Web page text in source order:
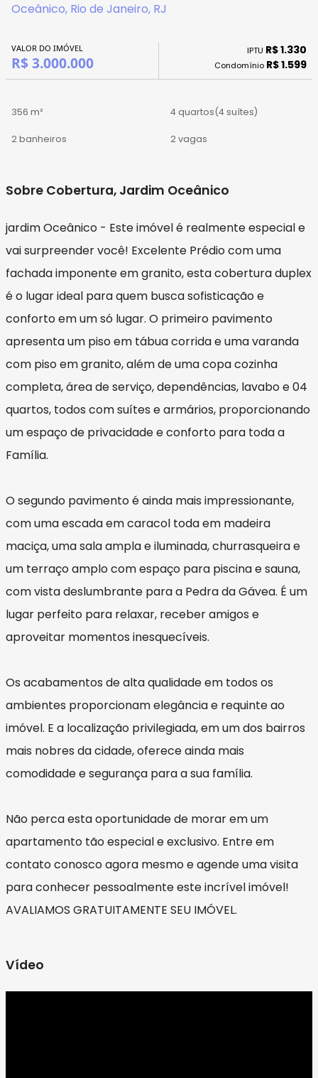
Oceânico, Rio de Janeiro, RJ
VALOR DO IMÓVEL
R$ 3.000.000
IPTU R$ 1.330
Condomínio R$ 1.599
356 m² 4 quartos(4 suítes)
2 banheiros 2 vagas
Sobre Cobertura, Jardim Oceânico
jardim Oceânico - Este imóvel é realmente especial e
vai surpreender você! Excelente Prédio com uma
fachada imponente em granito, esta cobertura duplex
é o lugar ideal para quem busca sofisticação e
conforto em um só lugar. O primeiro pavimento
apresenta um piso em tábua corrida e uma varanda
com piso em granito, além de uma copa cozinha
completa, área de serviço, dependências, lavabo e 04
quartos, todos com suítes e armários, proporcionando
um espaço de privacidade e conforto para toda a
Família.
O segundo pavimento é ainda mais impressionante,
com uma escada em caracol toda em madeira
maciça, uma sala ampla e iluminada, churrasqueira e
um terraço amplo com espaço para piscina e sauna,
com vista deslumbrante para a Pedra da Gávea. É um
lugar perfeito para relaxar, receber amigos e
aproveitar momentos inesquecíveis.
Os acabamentos de alta qualidade em todos os
ambientes proporcionam elegância e requinte ao
imóvel. E a localização privilegiada, em um dos bairros
mais nobres da cidade, oferece ainda mais
comodidade e segurança para a sua família.
Não perca esta oportunidade de morar em um
apartamento tão especial e exclusivo. Entre em
contato conosco agora mesmo e agende uma visita
para conhecer pessoalmente este incrível imóvel!
AVALIAMOS GRATUITAMENTE SEU IMÓVEL.
Vídeo